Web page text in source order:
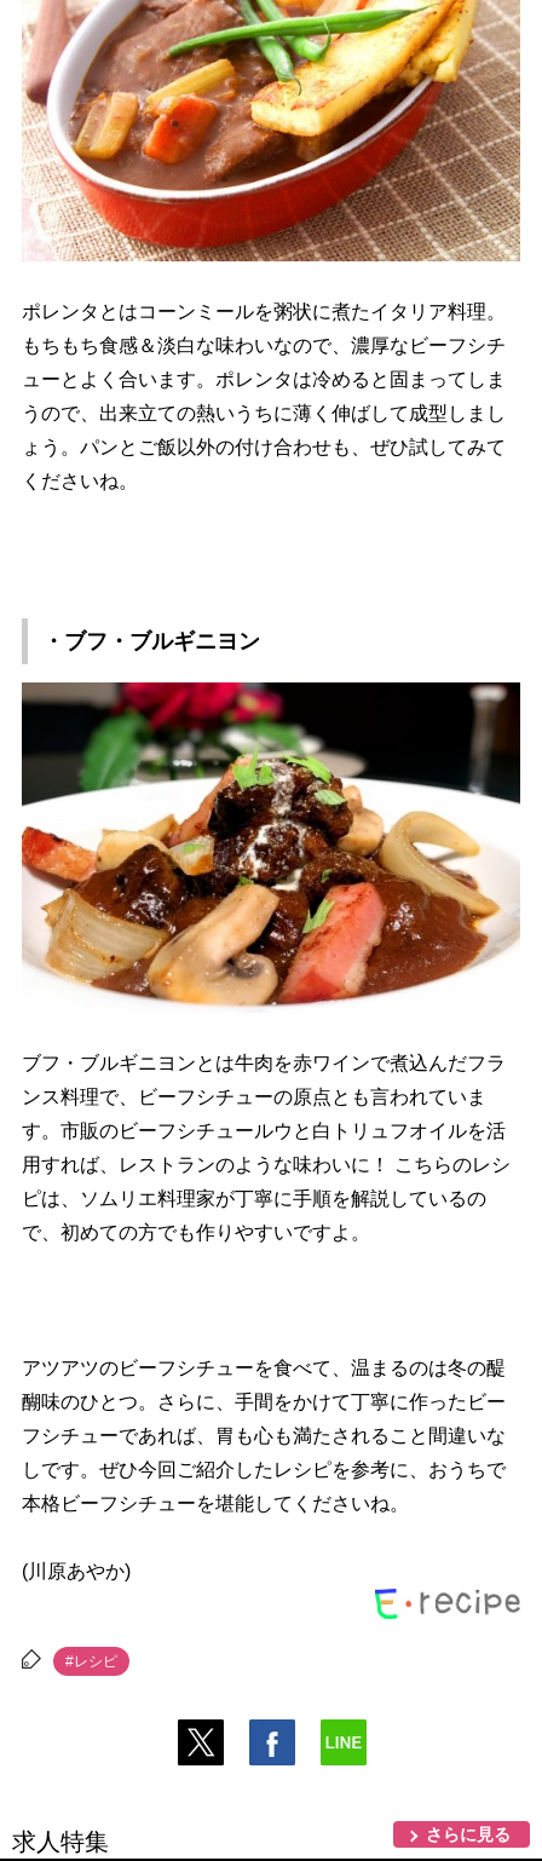
ポレンタとはコーンミールを粥状に煮たイタリア料理。
もちもち食感＆淡白な味わいなので、濃厚なビーフシチ
ューとよく合います。ポレンタは冷めると固まってしま
うので、出来立ての熱いうちに薄く伸ばして成型しまし
ょう。パンとご飯以外の付け合わせも、ぜひ試してみて
くださいね。
・ブフ・ブルギニヨン
ブフ・ブルギニヨンとは牛肉を赤ワインで煮込んだフラ
ンス料理で、ビーフシチューの原点とも言われていま
す。市販のビーフシチュールウと白トリュフオイルを活
用すれば、レストランのような味わいに！ こちらのレシ
ピは、ソムリエ料理家が丁寧に手順を解説しているの
で、初めての方でも作りやすいですよ。
アツアツのビーフシチューを食べて、温まるのは冬の醍
醐味のひとつ。さらに、手間をかけて丁寧に作ったビー
フシチューであれば、胃も心も満たされること間違いな
しです。ぜひ今回ご紹介したレシピを参考に、おうちで
本格ビーフシチューを堪能してくださいね。
(川原あやか)
#レシピ
求人特集 さらに見る